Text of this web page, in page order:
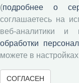
Форма рецензии
Журналы
Экономические
(подробнее о
соглашаетесь на
веб-аналитики
обработки
можете в
СОГЛАСЕН